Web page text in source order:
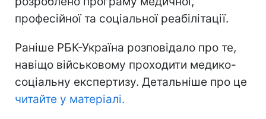
професійної та соціальної реабілітації.
Раніше РБК-Україна розповідало про те,
навіщо військовому проходити медико-
соціальну експертизу. Детальніше про це
читайте у матеріалі.